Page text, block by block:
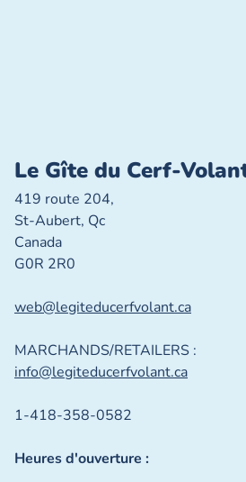
Le Gîte du Cerf-
419 route 204,
St-Aubert, Qc
Canada
G0R 2R0
web@legiteducerfvolant.ca
MARCHANDS/RETAILERS :
info@legiteducerfvolant.ca
1-418-358-0582
Heures d'ouverture :